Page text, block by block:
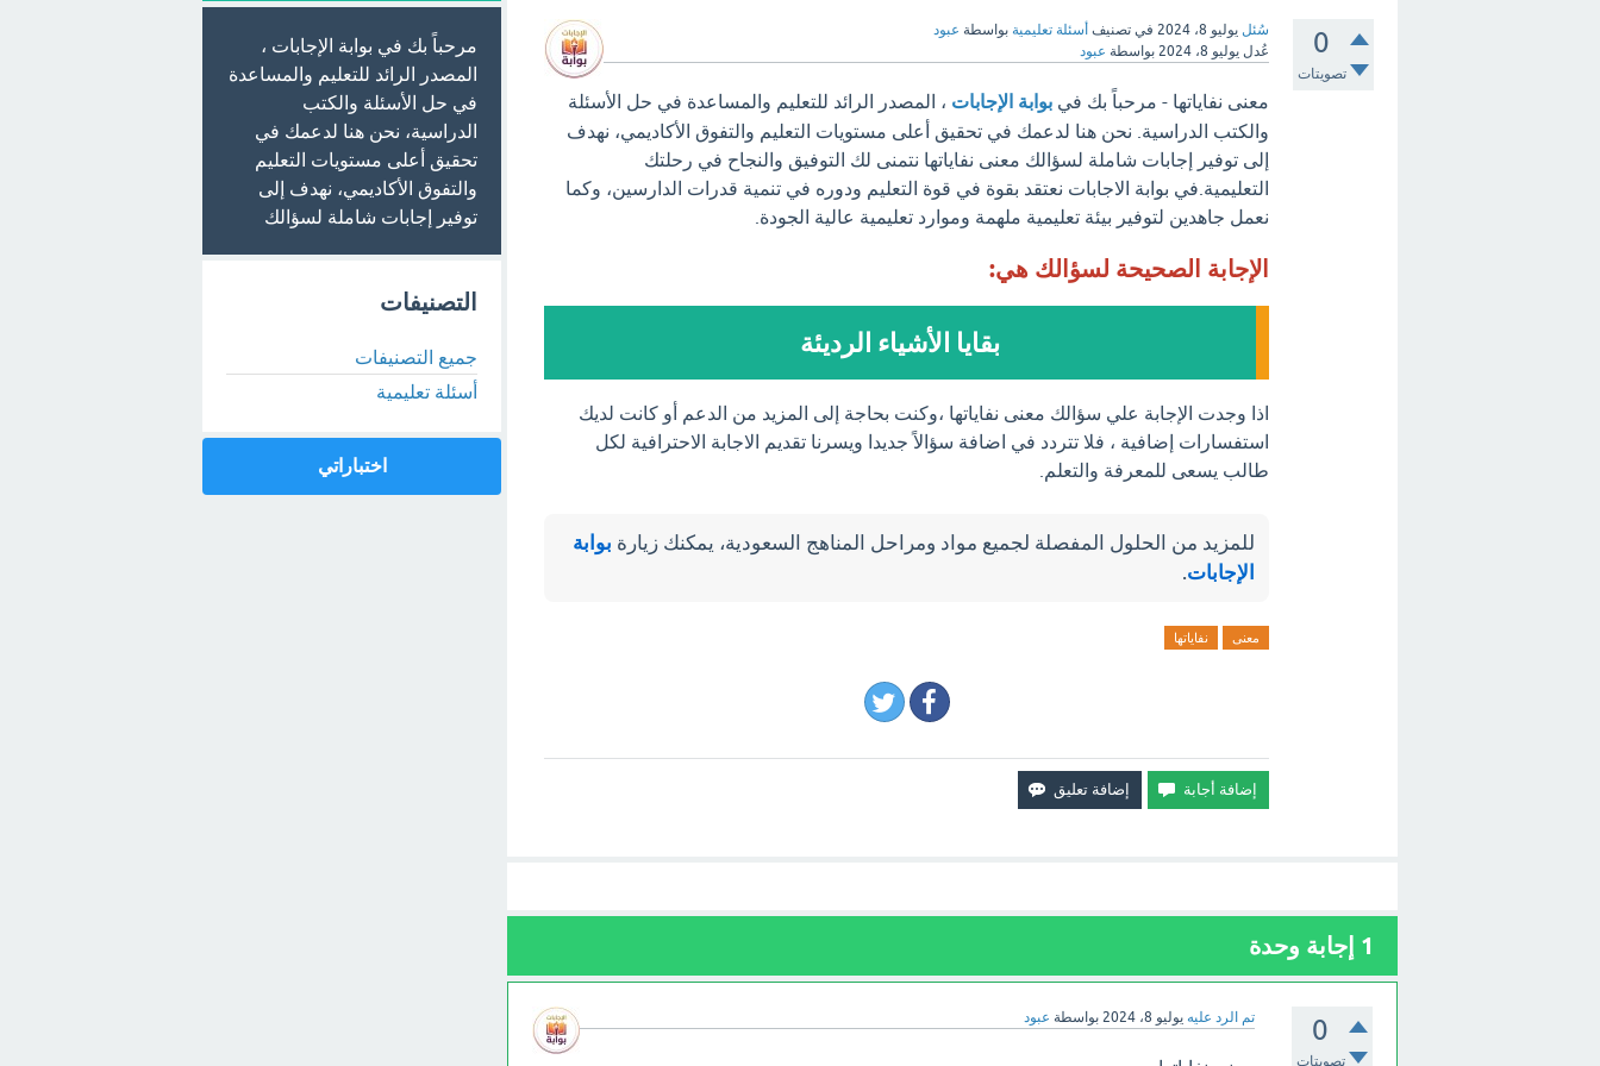
0
تصويتات
سُئل يوليو 8، 2024 في تصنيف أسئلة تعليمية بواسطة عبود
عُدل يوليو 8، 2024 بواسطة عبود
معنى نفاياتها - مرحباً بك في بوابة الإجابات ، المصدر الرائد للتعليم والمساعدة في حل الأسئلة
والكتب الدراسية. نحن هنا لدعمك في تحقيق أعلى مستويات التعليم والتفوق الأكاديمي، نهدف
إلى توفير إجابات شاملة لسؤالك معنى نفاياتها نتمنى لك التوفيق والنجاح في رحلتك
التعليمية.في بوابة الاجابات نعتقد بقوة في قوة التعليم ودوره في تنمية قدرات الدارسين، وكما
نعمل جاهدين لتوفير بيئة تعليمية ملهمة وموارد تعليمية عالية الجودة.
الإجابة الصحيحة لسؤالك هي:
بقايا الأشياء الرديئة
اذا وجدت الإجابة علي سؤالك معنى نفاياتها ،وكنت بحاجة إلى المزيد من الدعم أو كانت لديك
استفسارات إضافية ، فلا تتردد في اضافة سؤالاً جديدا ويسرنا تقديم الاجابة الاحترافية لكل
طالب يسعى للمعرفة والتعلم.
للمزيد من الحلول المفصلة لجميع مواد ومراحل المناهج السعودية، يمكنك زيارة بوابة
الإجابات.
معنى نفاياتها
1 إجابة وحدة
0
تصويتات
تم الرد عليه يوليو 8، 2024 بواسطة عبود
مرحباً بك في بوابة الإجابات ،
المصدر الرائد للتعليم والمساعدة
في حل الأسئلة والكتب
الدراسية، نحن هنا لدعمك في
تحقيق أعلى مستويات التعليم
والتفوق الأكاديمي، نهدف إلى
توفير إجابات شاملة لسؤالك
التصنيفات
جميع التصنيفات
أسئلة تعليمية
اختباراتي